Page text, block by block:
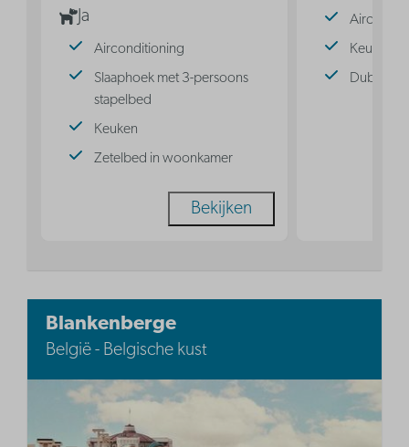
Ja
Airconditioning
Slaaphoek met 3-persoons
stapelbed
Keuken
Zetelbed in woonkamer
Bekijken
Keuken
Dubbel
Blankenberge
België - Belgische kust